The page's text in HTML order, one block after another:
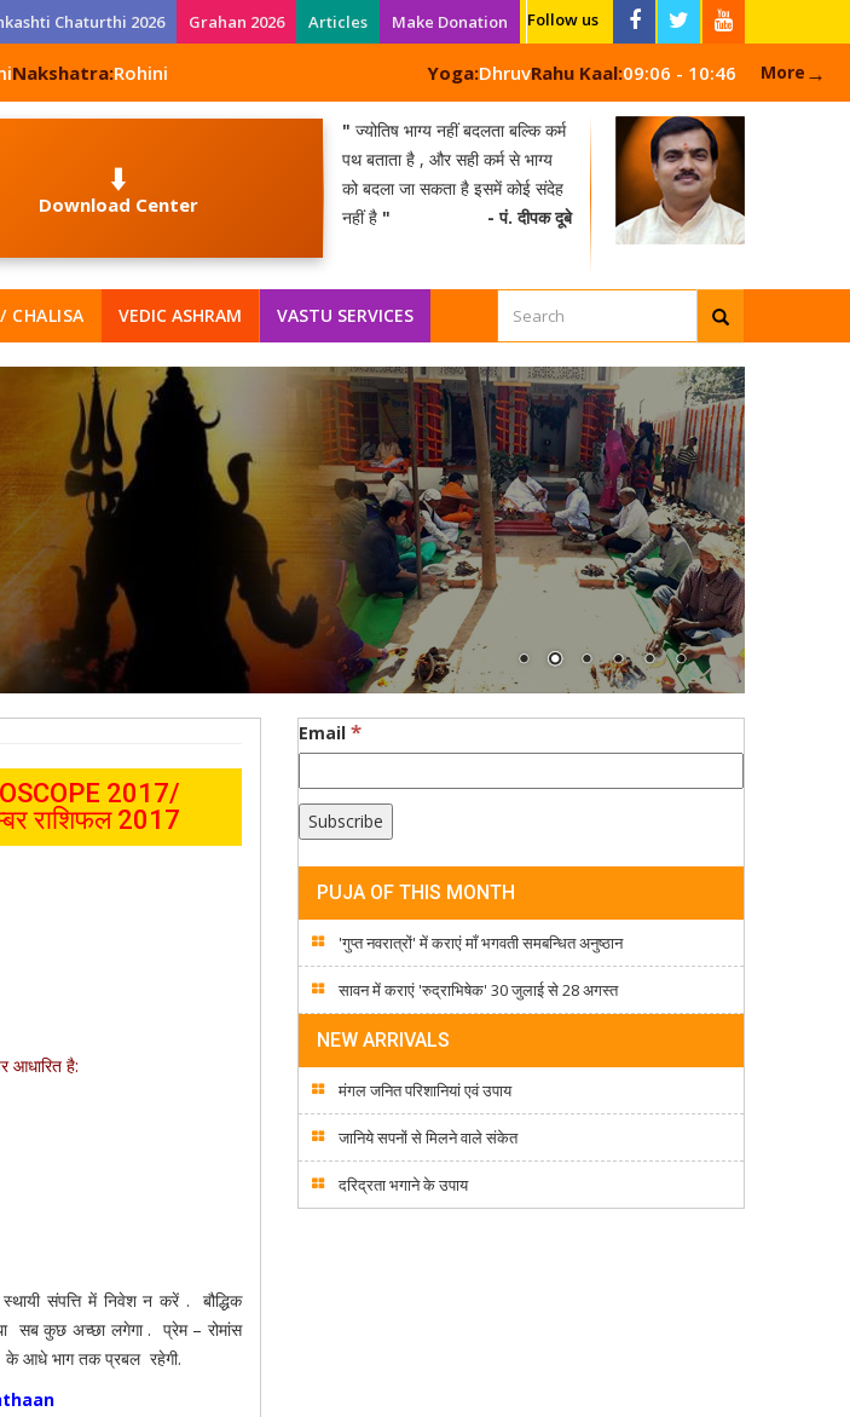
Chaturthi 2026 Grahan 2026 Articles Make Donation Follow us
Nakshatra:Rohini Yoga:DhruvRahu Kaal:09:06 - 10:46 More →
⬇️
Download Center
" ज्योतिष भाग्य नहीं बदलता बल्कि कर्म
पथ बताता है , और सही कर्म से भाग्य
को बदला जा सकता है इसमें कोई संदेह
नहीं है " - पं. दीपक दूबे
CHALISA VEDIC ASHRAM VASTU SERVICES
2017/
राशिफल 2017
आधारित है:
संपत्ति में निवेश न करें . बौद्धिक
सब कुछ अच्छा लगेगा . प्रेम – रोमांस
के आधे भाग तक प्रबल रहेगी.
Email *
PUJA OF THIS MONTH
'गुप्त नवरात्रों' में कराएं माँ भगवती समबन्धित अनुष्ठान
सावन में कराएं 'रुद्राभिषेक' 30 जुलाई से 28 अगस्त
NEW ARRIVALS
मंगल जनित परिशानियां एवं उपाय
जानिये सपनों से मिलने वाले संकेत
दरिद्रता भगाने के उपाय